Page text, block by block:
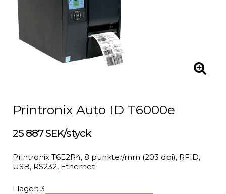
Printronix Auto ID T6000e
25 887 SEK/styck
Printronix T6E2R4, 8 punkter/mm (203 dpi), RFID,
USB, RS232, Ethernet
I lager: 3